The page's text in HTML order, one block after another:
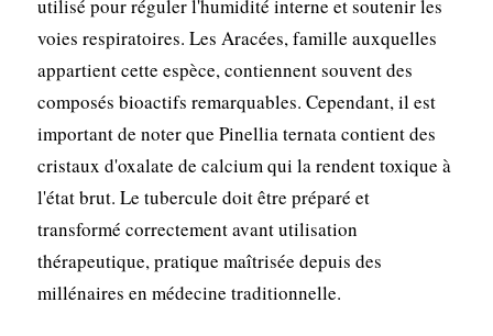
utilisé pour réguler l'humidité interne et soutenir les
voies respiratoires. Les Aracées, famille auxquelles
appartient cette espèce, contiennent souvent des
composés bioactifs remarquables. Cependant, il est
important de noter que Pinellia ternata contient des
cristaux d'oxalate de calcium qui la rendent toxique à
l'état brut. Le tubercule doit être préparé et
transformé correctement avant utilisation
thérapeutique, pratique maîtrisée depuis des
millénaires en médecine traditionnelle.